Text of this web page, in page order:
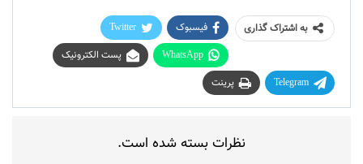
به اشتراک گذاری فیسبوک
Twitter
WhatsApp
پست الکترونیک
Telegram
پرینت
نظرات بسته شده است.